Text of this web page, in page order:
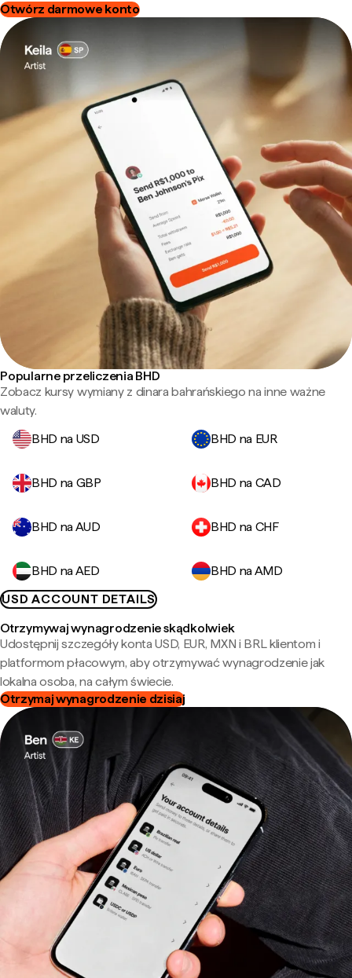
Otwórz darmowe konto
Popularne przeliczenia BHD
Zobacz kursy wymiany z dinara bahrańskiego na inne ważne
waluty.
BHD na USD
BHD na EUR
BHD na GBP BHD na CAD
BHD na AUD BHD na CHF
BHD na AED
BHD na AMD
USD ACCOUNT DETAILS
Otrzymywaj wynagrodzenie skądkolwiek
Udostępnij szczegóły konta USD, EUR, MXN i BRL klientom i
platformom płacowym, aby otrzymywać wynagrodzenie jak
lokalna osoba, na całym świecie.
Otrzymaj wynagrodzenie dzisiaj